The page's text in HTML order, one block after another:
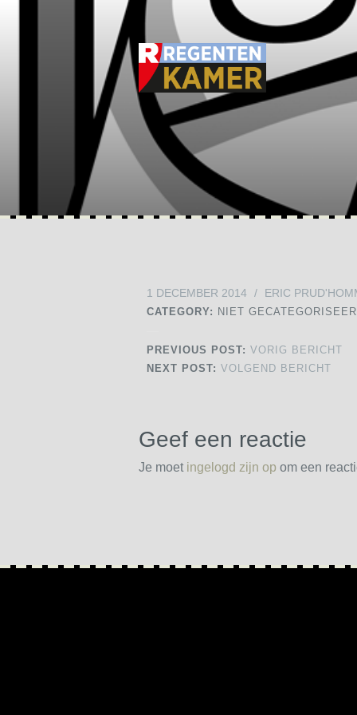
1 DECEMBER 2014 / ERIC
CATEGORY: NIET
PREVIOUS POST: VORIG BERICHT
NEXT POST: VOLGEND BERICHT
Geef een reactie
Je moet ingelogd zijn op om een